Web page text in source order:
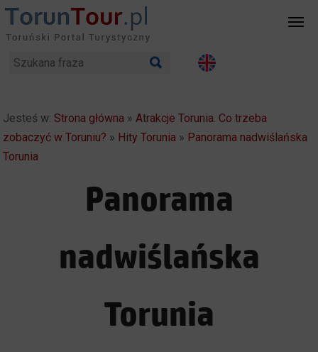
Jesteś w: Strona główna »Atrakcje Torunia. Co trzeba
zobaczyć w Toruniu? » Hity Torunia » Panorama nadwiślańska
Torunia
Panorama
nadwiślańska
Torunia